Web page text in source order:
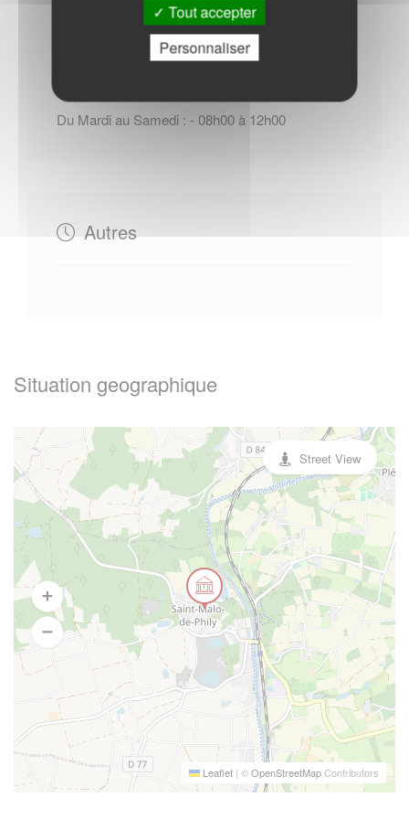
Horaires Mairie
Du Mardi au Samedi : - 08h00 à 12h00
Autres
Situation geographique
Leaflet | ©OpenStreetMapContributors
Street View
Tout accepter
Personnaliser